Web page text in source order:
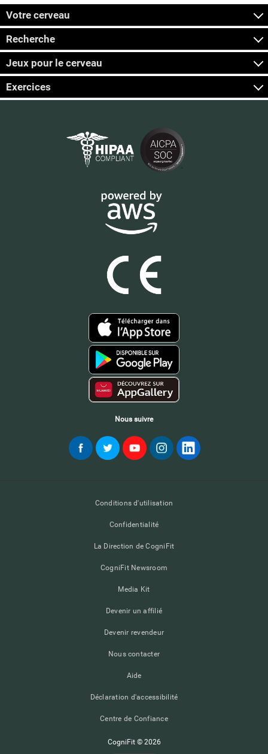
Votre cerveau
Recherche
Jeux pour le cerveau
Exercices
Nous suivre
Conditions d'utilisation
Confidentialité
La Direction de CogniFit
CogniFit Newsroom
Media Kit
Devenir un affilié
Devenir revendeur
Nous contacter
Aide
Déclaration d'accessibilité
Centre de Confiance
CogniFit © 2026